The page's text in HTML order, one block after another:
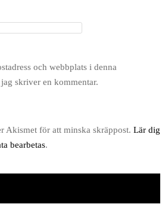
och webbplats i denna
skriver en kommentar.
Akismet för att minska skräppost. Lär dig
bearbetas.